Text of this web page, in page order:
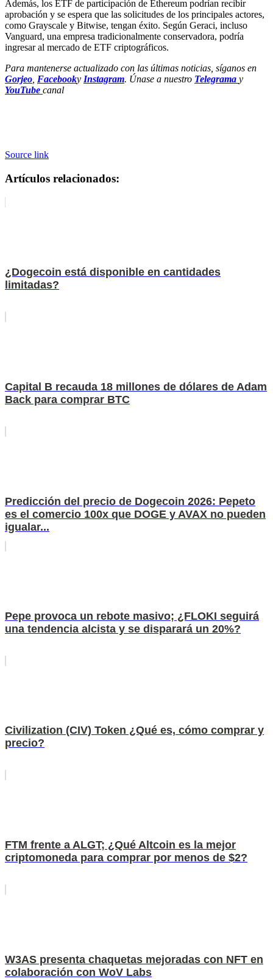
Además, los ETF de participación de Ethereum podrían recibir
aprobación y se espera que las solicitudes de los principales actores,
como Grayscale y Bitwise, tengan éxito. Según Geraci, incluso
Vanguard, una empresa tradicionalmente conservadora, podría
ingresar al mercado de ETF criptográficos.
Para mantenerse actualizado con las últimas noticias, síganos en
Gorjeo Facebooky Instagram. Únase a nuestro Telegrama y
YouTube canal
Source link
Artículos relacionados:
¿Dogecoin está disponible en cantidades
limitadas?
Capital B recauda 18 millones de dólares de Adam
Back para comprar BTC
Predicción del precio de Dogecoin 2026: Pepeto
es el comercio 100x que DOGE y AVAX no pueden
igualar...
Pepe provoca un rebote masivo; ¿FLOKI seguirá
una tendencia alcista y se disparará un 20%?
Civilization (CIV) Token ¿Qué es, cómo comprar y
precio?
FTM frente a ALGT; ¿Qué Altcoin es la mejor
criptomoneda para comprar por menos de $2?
W3AS presenta chaquetas mejoradas con NFT en
colaboración con WoV Labs